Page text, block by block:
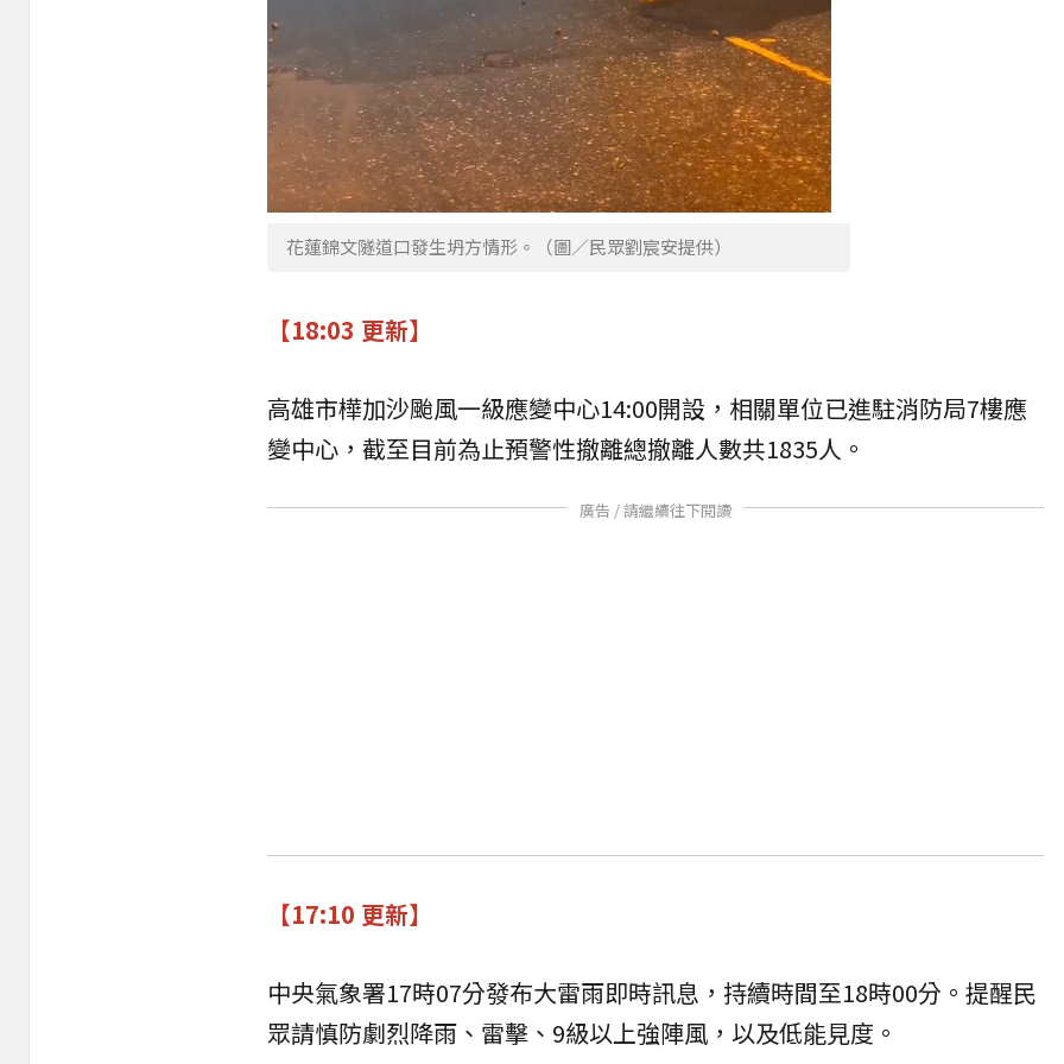
花蓮錦文隧道口發生坍方情形。（圖／民眾劉宸安提供）
【18:03 更新】
高雄市樺加沙颱風一級應變中心14:00開設，相關單位已進駐消防局7樓應
變中心，截至目前為止預警性撤離總撤離人數共1835人。
廣告 / 請繼續往下閱讀
【17:10 更新】
中央氣象署17時07分發布大雷雨即時訊息，持續時間至18時00分。提醒民
眾請慎防劇烈降雨、雷擊、9級以上強陣風，以及低能見度。